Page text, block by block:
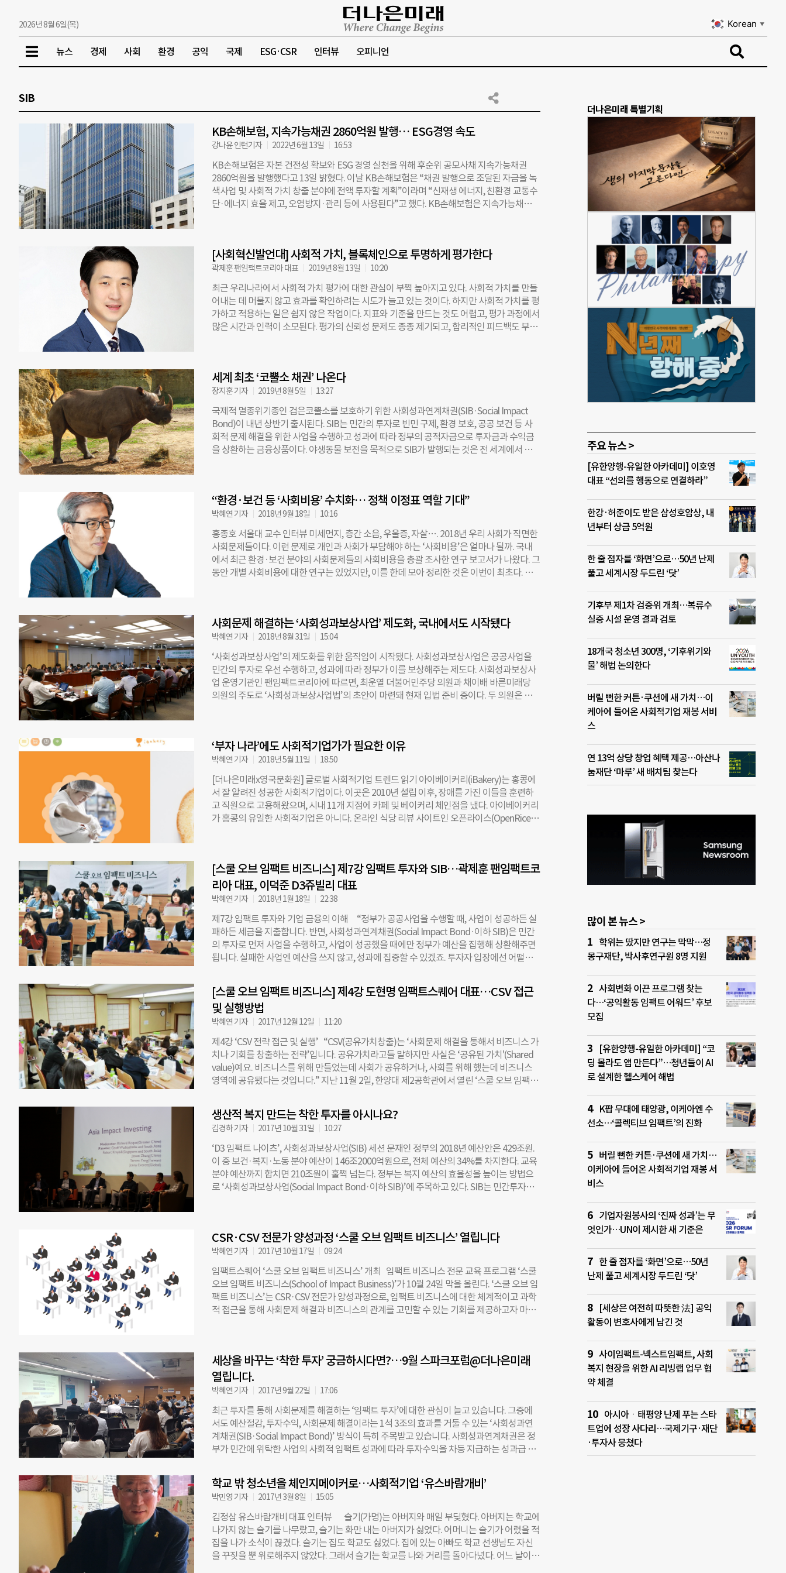
2026년 8월 6일(목) Korean ▼
뉴스 경제 사회 환경 공익 국제 ESG·CSR 인터뷰 오피니언
SIB
KB손해보험, 지속가능채권 2860억원 발행… ESG경영 속도
강나윤 인턴기자 2022년 6월 13일 16:53
KB손해보험은 자본 건전성 확보와 ESG 경영 실천을 위해 후순위 공모사채 지속가능채권
2860억원을 발행했다고 13일 밝혔다. 이날 KB손해보험은 “채권 발행으로 조달된 자금을 녹
색사업 및 사회적 가치 창출 분야에 전액 투자할 계획”이라며 “신재생 에너지, 친환경 교통수
단·에너지 효율 제고, 오염방지·관리 등에 사용된다”고 했다. KB손해보험은 지속가능채권
제 협약으로 보험사 경영활동 전반에 ESG와 지속가능성을 고려한다는 내용을 담고 있다.
2020년에는 서울시와 함께 청년실업 해소를 위한 SIB(Social Impact Bond·사회성과연계채
권)사업에 참여해 올해로 3년째 지속하고 있다. SIB사업은 사회문제 해결을 목적으로 민간 기
업이 공공사업에 사업비를 투자하고, 목표를 달성하면 정부가 사업비·성과금을 지급한다. 미
국과 영국 등 전 세계 30여개 국가에서 도입했으며, 서울시 SIB는 아시아에서 최초 사례다. 한
편, 이번 지속가능채권 발행으로 KB손해보험의 RBC(지급여력) 비율은 지난해 말보다 약
12%p 증가할 것으로 예상된다. RBC 비율은 고객이 보험금 지급을 요청했을 때 보험사가 이
해 말 179.4%에 비해 17.1%p 하락했다. KB손해보험은 “지속가능경영을 위한 국가적·국제
적인 노력에 협력할 수 있도록 글로벌 이니셔티브 활동을 강화해나가고 있다”며 “환경·사회
리스크 관리지침을 자산운용가이드라인에 반영하는 등 ESG 투자 관련 리스크 관리에 힘쓰고
있다”고 말했다. 강나윤 더나은미래
[사회혁신발언대] 사회적 가치, 블록체인으로 투명하게 평가한다
곽제훈 팬임팩트코리아 대표 2019년 8월 13일 10:20
최근 우리나라에서 사회적 가치 평가에 대한 관심이 부쩍 높아지고 있다. 사회적 가치를 만들
어내는 데 머물지 않고 효과를 확인하려는 시도가 늘고 있는 것이다. 하지만 사회적 가치를 평
가하고 적용하는 일은 쉽지 않은 작업이다. 지표와 기준을 만드는 것도 어렵고, 평가 과정에서
많은 시간과 인력이 소모된다. 평가의 신뢰성 문제도 종종 제기되고, 합리적인 피드백도 부족
쓸 수 있는 만능 다용도 칼은 아니지만, 신뢰가 바탕이 되어야 하는 과업을 수행하는 데에는
꽤 좋은 환경을 제공한다. 방식은 이렇다. 우선 평가 지표를 프로그램으로 코딩한 다음 블록체
인에 설치한다. 평가에 기초가 되는 측정 데이터만 입력하면 알고리즘에 따라 평가가 진행되
는 ‘평가의 자동화’가 가능해진다. 블록체인을 바탕으로 한 프로그램은 전 세계의 네트워크를
통해 동시다발적으로 작동하기 때문에 주관이 개입할 수 없다. 악의적으로 조작하거나 수정
하는 일 자체가 불가능하다. 정해진 규칙대로 작동하고, 작동 과정과 결과는 보이는 그대로 신
뢰할 수 있다. 평가 결과는 중앙 관리자가 필요 없는 블록체인에 낱낱이 기록되기 때문에 정보
수 있다. 블록체인이 사회적 가치를 평가하는 유용한 수단이라는
세계 최초 ‘코뿔소 채권’ 나온다
장지훈 기자 2019년 8월 5일 13:27
국제적 멸종위기종인 검은코뿔소를 보호하기 위한 사회성과연계채권(SIB·Social Impact
Bond)이 내년 상반기 출시된다. SIB는 민간의 투자로 빈민 구제, 환경 보호, 공공 보건 등 사
회적 문제 해결을 위한 사업을 수행하고 성과에 따라 정부의 공적자금으로 투자금과 수익금
을 상환하는 금융상품이다. 야생동물 보전을 목적으로 SIB가 발행되는 것은 전 세계에서 처
차등 지급하는 ‘성과 기반 지불(Outcome-based payment)’ 모델을 차용했다. 만기 시점을
기준으로 5년 전과 비교해 검은코뿔소 개체 수를 10% 늘리는 것이 목표다. 목표를 달성할 경
우 투자자들은 수익을 챙기게 되지만, 개체 수 증가가 목표에 미치지 못할 경우엔 수익률이 낮
아지거나 손해를 볼 수도 있는 구조다. RIB는 영국왕립재단(The Royal Foundation)과 세계
자연기금(WWF)을 비롯한 7개 야생동물보호단체가 연합한 야생동물연합(UfW·United for
Wildlife)이 주도하는 국제 프로젝트다. UfW는 RIB의 투자금을 남아프리카·케냐의 5개 지역
에 사는 검은코뿔소 보존·증식 사업에 쓸 계획이다. 1970년까지만 해도 전 세계에 6만5000
로 내다보고 있다. 만기 시점이 되면 영국 정부가 투자자들에게 목표 달성 정도에 따른 원금과
수익금을 상환할 예정이다. ZSL 관계자는 “동물보호단체들이 더 많은 야생동물을 지킬 수 있
을 뿐 아니라 투자자들에게도 돈의 가치를 되새기는 기회가 될 것”이라고 말했다. 한편
“환경·보건 등 ‘사회비용’ 수치화… 정책 이정표 역할 기대”
박혜연 기자 2018년 9월 18일 10:16
홍종호 서울대 교수 인터뷰 미세먼지, 층간 소음, 우울증, 자살…. 2018년 우리 사회가 직면한
사회문제들이다. 이런 문제로 개인과 사회가 부담해야 하는 ‘사회비용’은 얼마나 될까. 국내
에서 최근 환경·보건 분야의 사회문제들의 사회비용을 총괄 조사한 연구 보고서가 나왔다. 그
동안 개별 사회비용에 대한 연구는 있었지만, 이를 한데 모아 정리한 것은 이번이 최초다. 연
한 사회적 비용은? 연구는 환경과 보건 분야 사회문제 중에서 ▲대기 ▲폐기물 ▲물 ▲소
음 (이상 환경) ▲중독 및 정신건강 ▲비전염성 질병 ▲보건 서비스 ▲기타 질환(이상 보
건) 등의 사회비용 자료를 취합해 정리했다. 활용 가능성을 높이기 위해 사회성과보상사업
(SIB) 등 공공 정책을 만드는 공무원들의 관심 분야를 설문했고, 정부 대책을 참고해 우울
증, 층간 소음 등 최근 화두인 사회문제도 더했다. 홍종호 교수는 “설문 결과 공무원들은 공공
사업의 우선순위를 판단하고 효과성을 검토하는 데 사회비용 자료를 활용하고 있었다”며
“눈에 보이는 수치가 있으면 공무원들이 달성할 정책적 목표가 분명해지고, 예방적 정책을 써
해 지불하겠다고 응답한 금액(지불 의사액)에서 이를 추정한다. 연구 결과 자동차 배출 가스
(CO, NOx, SOx, VOC, PM2.5)는 5개 오염 물질이 골고루 10%씩 줄었을 때, 사회 전체에 1682
억원의 편익이 있는 것으로 알려졌다. 특히 초미세먼지(PM2.5)는 1g을 줄이는 데 지불 의사
액이 781.31원에 달했다. 현재 조기 폐차 대상인 2002년식 소형 경유차가 하루에 내뿜는 초
미세먼지의 양이 4g에 달한다고 알려져 있다. 이
사회문제 해결하는 ‘사회성과보상사업’ 제도화, 국내에서도 시작됐다
박혜연 기자 2018년 8월 31일 15:04
‘사회성과보상사업’의 제도화를 위한 움직임이 시작됐다. 사회성과보상사업은 공공사업을
민간의 투자로 우선 수행하고, 성과에 따라 정부가 이를 보상해주는 제도다. 사회성과보상사
업 운영기관인 팬임팩트코리아에 따르면, 최운열 더불어민주당 의원과 채이배 바른미래당
의원의 주도로 ‘사회성과보상사업법’의 초안이 마련돼 현재 입법 준비 중이다. 두 의원은 지
다. 정부가 ‘민간이 특정 사회문제를 해결해주면 일정 예산을 집행하겠다’는 계약을 운영기관
과 맺으면, 운영기관이 민간에서 투자자를 모집하고 수행기관을 선정해 사업을 진행한다. 이
후 정부가 성과를 달성한 정도에 따라 예산을 집행하며 실패할 경우에는 돈을 지급하지 않는
구조다. 지난 2016년 서울시가 아시아 최초로 SIB 사업을 진행했으며, 이듬해엔 경기도가 도
입했다. ☞서울시 SIB 사업이 궁금하시다면? 사회성과보상사업법의 초안은 서울시 SIB 사업
의 운영기관인 팬임팩트코리아가 작성했다. 팬임팩트코리아는 채이배 의원실의 발주로 지난
1~4월 SIB 사업 활성화를 위한 제도 및 정책에 관한 연구를 수행했다. 법안에는 ▲SIB로 추진
과보상기금 조성 등 사회성과보상사업을 위한 제반 환경을 조성하는 내용이 담겼다. 김지선
팬임팩트코리아 협력변호사는 “서울시 사례 이후 다른 지방 정부들이 조례 제정 및 사업을 준
비하고 있지만, 중앙정부의 근거 법령이 없어 어려움을 겪고 있다”며 “SIB
‘부자 나라’에도 사회적기업가가 필요한 이유
박혜연 기자 2018년 5월 11일 18:50
[더나은미래x영국문화원] 글로벌 사회적기업 트렌드 읽기 아이베이커리(iBakery)는 홍콩에
서 잘 알려진 성공한 사회적기업이다. 이곳은 2010년 설립 이후, 장애를 가진 이들을 훈련하
고 직원으로 고용해왔으며, 시내 11개 지점에 카페 및 베이커리 체인점을 냈다. 아이베이커리
가 홍콩의 유일한 사회적기업은 아니다. 온라인 식당 리뷰 사이트인 오픈라이스(OpenRice)
설립자 아다 웡(Ada Wong) 대표는 “보다 포용적 홍콩을 만들기 위해 체계적인 변화가 필요
한 때”라고 말했다. 홍콩에는 뉴욕, 런던에 이어 세계에서 세번째로 많은(3000만 달러 이상)
부가 집중돼있지만, 동시에 인구 730만명 중 100만명이 빈곤선 아래에 살아가고 있다. 지난
입은 도움이 필요한 이들에게 안정망(safety nets)을 제공하지만, 500만 홍콩달러 규모(원화
약 6억9000만원)의 ‘사회혁신과 기업가정신 개발 펀드(SIE 펀드·Social Innovation and
Enterpreneurship Development Fund)’는 사회 곳곳에서 보다 장기적인 솔루션을 찾고 있
다. 2013년 설립된 SIE 펀드는 가난과 사회 배제를 줄이는 것을 목적으로, 노인·장애인·소수
만, 돈이 모든 문제를 해결할 순 없죠.” SIE펀드의 이사장을 맡고 있는 스테판 청(Stephen
Cheung) 교수의 말이다. 청 교수는 “우리는 사람들, 특히 젊은 세대가 사회문제를 다루는 새
로운 아이디어들을 만들어낼 수 있도록
[스쿨 오브 임팩트 비즈니스] 제7강 임팩트 투자와 SIB…곽제훈 팬임팩트코
리아 대표, 이덕준 D3쥬빌리 대표
박혜연 기자 2018년 1월 18일 22:38
제7강 임팩트 투자와 기업 금융의 이해 “정부가 공공사업을 수행할 때, 사업이 성공하든 실
패하든 세금을 지출합니다. 반면, 사회성과연계채권(Social Impact Bond·이하 SIB)은 민간
의 투자로 먼저 사업을 수행하고, 사업이 성공했을 때에만 정부가 예산을 집행해 상환해주면
됩니다. 실패한 사업엔 예산을 쓰지 않고, 성과에 집중할 수 있겠죠. 투자자 입장에선 어떨까
사업에 소모하던 예산으로 기대하지 않았던 상환금이 돌아오니 손해볼 게 없는 일이 됩니다.
사회공헌 자금, 임팩트투자자도 들어올 수 있는 ‘자금의 선순환’이죠.” 지난 11월 14일, 한양
대 제2공학관에서 열린 ‘스쿨 오브 임팩트 비즈니스’ 현장. 서울시 제1호 SIB의 운영기관인 팬
임팩트코리아의 곽제훈 대표가 직접 SIB의 개념과 사례를 소개했다. 현장 경험을 기반으로
한 곽 대표의 설명에 100여명 수강생이 귀를 기울였다. 팬임팩트코리아는 SIB를 활용한 공공
사업(사회성과보상사업)을 진행하기 위해 지난 2015년 설립된 기관이다. 2016년 개시된 서
울시의 SIB 사업은 국내 최초이자 아시아 최초다. 스쿨 오브 임팩트 비즈니스는 2017년 10월
24일부터 11월 16일까지 진행된 CSR(기업의 사회적 책임)·CSV(공유가치창출) 전문가 양성
과정이다. 중소벤처기업부 주최로 산업정책연구원과 임팩트스퀘어가 개최했으며, 조선일보
업…곽제훈 팬임팩트코리아 대표 “정부의 고민은 공공복지사업에 대한 수요는 급증하는데,
정부의 재정이 부족해 예산에 제약이 있다는 것이었습니다. 기업이나 비영리법인의 경우, 사
이 필요한 곳에 제대로 쓰이지 않는 것, 공공에 투입된
[스쿨 오브 임팩트 비즈니스] 제4강 도현명 임팩트스퀘어 대표…CSV 접근
및 실행방법
박혜연 기자 2017년 12월 12일 11:20
제4강 ‘CSV 전략 접근 및 실행’ “CSV(공유가치창출)는 ‘사회문제 해결을 통해서 비즈니스 가
치나 기회를 창출하는 전략’입니다. 공유가치라고들 말하지만 사실은 ‘공유된 가치'(Shared
value)예요. 비즈니스를 위해 만들었는데 사회가 공유하거나, 사회를 위해 했는데 비즈니스
영역에 공유됐다는 것입니다.” 지난 11월 2일, 한양대 제2공학관에서 열린 ‘스쿨 오브 임팩트
제는 ‘CSV전략의 접근과 실행방법’. 스쿨 오브 임팩트 비즈니스는 CSR(기업의 사회적 책
임)·CSV(공유가치창출) 전문가 양성과정으로, 중소벤처기업부 주최로 산업정책연구원과 임
팩트스퀘어가 개최하며, 조선일보 더나은미래가 미디어 파트너로 함께 한다. 스쿨 오브 임팩
트 비즈니스의 정규과정은 지난 10월 24일부터 11월 16일까지 4주간 진행됐다. ◇사회적
가치와 수익성 사이…CSV 전략 수립하기 도현명 대표는 CSV 전략에 대한 다양한 접근 방법
을 소개했다. 대표적인 접근법이 CSV 개념을 창시한 마이클 포터 하버드대 교수의 방법이다.
포터 교수는 “시장, 고객, 상품을 재인식하며 가치사슬 생산성을 재정의하고, 지역사회 클러
스터를 개발함으로써 CSV 전략을 개발할 수 있다”고 제시했다. 이에 대해 도현명 대표는 “세
찾아진다”고 말했다. 도현명 대표는 그래프를 보며 설명을 이어갔다. 의무(Obligation)는 기
업이 도덕, 시민사회 규율 등에 의해 꼭 지켜야 하는 책임이다. 기업이 본래 하고 있는 사업을
촉진제)가 된다. 도 대표는 “수익사업에
생산적 복지 만드는 착한 투자를 아시나요?
김경하 기자 2017년 10월 31일 10:27
‘D3 임팩트 나이츠’, 사회성과보상사업(SIB) 세션 문재인 정부의 2018년 예산안은 429조원.
이 중 보건·복지·노동 분야 예산이 146조2000억원으로, 전체 예산의 34%를 차지한다. 교육
분야 예산까지 합치면 210조원이 훌쩍 넘는다. 정부는 복지 예산의 효율성을 높이는 방법으
로 ‘사회성과보상사업(Social Impact Bond·이하 SIB)’에 주목하고 있다. SIB는 민간투자로
경계선지능 아동(IQ 71~84) 100여 명에 대해 3년 동안 교육 사업을 진행한 뒤 대상자의 34%
이상이 정상 범주로 올라오면 서울시가 투자자에게 인센티브를 부여하는 구조다. 1호 SIB 사
업 운영기관은 팬임팩트코리아로, 민간투자자로부터 자본을 조달하며 사업 수행 기관을 선
정·관리하고 있다. ㈔PPL, UBS증권 서울지점, MYSC가 1호 SIB 사업에 총 11억1000만원을
투자했으며 ‘대교문화재단 컨소시엄’이 사업 수행을 하고 있다. 서울시에 이어 경기도도
2016년 기초 생활 수급자의 탈(脫)수급을 돕는 복지 사업을 SIB로 추진하고 있다. 지난 18일
행정안전부는 ‘SIB 추진 안내서’를 발간하고 정부서울청사에서 설명회를 열었다. 지자체에서
를 판단하는 평가 기관 선정 등 구체적인 절차까지 포함됐다. 다음 달 9일부터 11일까지 제주
에서 열리는 글로벌 임팩트 투자 포럼 ‘D3
CSR·CSV 전문가 양성과정 ‘스쿨 오브 임팩트 비즈니스’ 열립니다
박혜연 기자 2017년 10월 17일 09:24
임팩트스퀘어 ‘스쿨 오브 임팩트 비즈니스’ 개최 임팩트 비즈니스 전문 교육 프로그램 ‘스쿨
오브 임팩트 비즈니스(School of Impact Business)’가 10월 24일 막을 올린다. ‘스쿨 오브 임
팩트 비즈니스’는 CSR·CSV 전문가 양성과정으로, 임팩트 비즈니스에 대한 체계적이고 과학
적 접근을 통해 사회문제 해결과 비즈니스의 관계를 고민할 수 있는 기회를 제공하고자 마련
공학관에서 진행되는 ‘기본과정’은 도현명 임팩트스퀘어 대표가 전담강사를 맡고, 분야별 전
문가들이 특강 강사진으로 나선다. 임팩트 비즈니스 관련 전문가로는 허재형 루트임팩트 대
표와 이의헌 사단법인 점프 대표가, 마케팅 및 커뮤니케이션 전문가로는 신현상 한양대 경영
적 수익뿐 아니라 사회·환경적 가치를 고려한 투자)에 관해서는 이덕준 D3쥬빌리 대표와 곽
제훈 팬임팩트코리아 대표가, 기업 중에서는 CJ사회공헌추진단의 김재운 부장이 특강을 통
해 생생한 현장의 이야기를 전한다. 수강 대상은 취업을 앞두고 있거나 창업을 희망하는 대학
생, 관련 지식을 얻고자하는 직장인 등 100명이다. 수강생에게는 실제 기업 컨설팅, 연구프로
정 수료시 주관기업이 인증하는 수료증도 발급된다. 수강료는 전액 무료다. 현재 열화와 같은
성원으로 기본 과정 신청은 일찍이 마감됐다. 임팩트스퀘어측은 “많은 분들의 성원에 수강 인
원을 조정했음에도 모든 인원을 수용하지 못함을 양해바란다”고 전했다. 아쉽게 수강 기회를
놓친 이들에게는 단기과정
세상을 바꾸는 ‘착한 투자’ 궁금하시다면?…9월 스파크포럼@더나은미래
열립니다.
박혜연 기자 2017년 9월 22일 17:06
최근 투자를 통해 사회문제를 해결하는 ‘임팩트 투자’에 대한 관심이 늘고 있습니다. 그중에
서도 예산절감, 투자수익, 사회문제 해결이라는 1석 3조의 효과를 거둘 수 있는 ‘사회성과연
계채권(SIB·Social Impact Bond)’ 방식이 특히 주목받고 있습니다. 사회성과연계채권은 정
부가 민간에 위탁한 사업의 사회적 임팩트 성과에 따라 투자수익을 차등 지급하는 성과급 투
상을 바꾸는 착한 투자’를 주제로 특별 포럼을 개최합니다. 1부 순서로는 이덕준 D3쥬빌리 대
표가 임팩트 투자에 대한 특별 강연으로 포문을 엽니다. 2부에선 아시아 최초로 사회성과연
계채권 사업을 수행 중인 곽제훈 팬임팩트코리아 대표와 박정환 한국사회혁신금융 상임이사
의 사례 발표가 이어집니다. 곽제훈 대표는 ‘경계선 지능 아동의 사회성 및 지적능력 개선 프
로젝트(서울시 사례)’를, 박정환 상임이사는 ‘도내 기초생활 수급자의 탈수급지원프로젝트
(경기도 사례)’를 소개합니다. 특히 이번 포럼에서는 유명훈 코리아CSR 대표가 기업 사회공
헌 최신 트렌드에 대한 깊이 있는 인사이트 특강도 전합니다. 이후 발표자와 청중 간 토크 콘
학교 밖 청소년을 체인지메이커로…사회적기업 ‘유스바람개비’
박민영 기자 2017년 3월 8일 15:05
김정삼 유스바람개비 대표 인터뷰 슬기(가명)는 아버지와 매일 부딪혔다. 아버지는 학교에
나가지 않는 슬기를 나무랐고, 슬기는 화만 내는 아버지가 싫었다. 어머니는 슬기가 어렸을 적
집을 나가 소식이 끊겼다. 슬기는 집도 학교도 싫었다. 집에 있는 아빠도 학교 선생님도 자신
을 꾸짖을 뿐 위로해주지 않았다. 그래서 슬기는 학교를 나와 거리를 돌아다녔다. 어느 날이었
더나은미래 특별기획
주요 뉴스 >
[유한양행-유일한 아카데미] 이호영
대표 “선의를 행동으로 연결하라”
한강·허준이도 받은 삼성호암상, 내
년부터 상금 5억원
한 줄 점자를 ‘화면’으로…50년 난제
풀고 세계시장 두드린 ‘닷’
기후부 제1차 검증위 개최…복류수
실증 시설 운영 결과 검토
18개국 청소년 300명, ‘기후위기와
물’ 해법 논의한다
버릴 뻔한 커튼·쿠션에 새 가치…이
케아에 들어온 사회적기업 재봉 서비
스
연 13억 상당 창업 혜택 제공…아산나
눔재단 ‘마루’ 새 배치팀 찾는다
많이 본 뉴스 >
학위는 땄지만 연구는 막막…정
몽구재단, 박사후연구원 8명 지원
사회변화 이끈 프로그램 찾는
다…‘공익활동 임팩트 어워드’ 후보
모집
[유한양행-유일한 아카데미] “코
딩 몰라도 앱 만든다”…청년들이 AI
로 설계한 헬스케어 해법
K팝 무대에 태양광, 이케아엔 수
선소…‘콜렉티브 임팩트’의 진화
버릴 뻔한 커튼·쿠션에 새 가치…
이케아에 들어온 사회적기업 재봉 서
비스
기업자원봉사의 ‘진짜 성과’는 무
엇인가…UN이 제시한 새 기준은
한 줄 점자를 ‘화면’으로…50년
난제 풀고 세계시장 두드린 ‘닷’
[세상은 여전히 따뜻한 法] 공익
활동이 변호사에게 남긴 것
사이임팩트-넥스트임팩트, 사회
복지 현장을 위한 AI 리빙랩 업무 협
약 체결
아시아ㆍ태평양 난제 푸는 스타
트업에 성장 사다리…국제기구·재단
·투자사 뭉쳤다